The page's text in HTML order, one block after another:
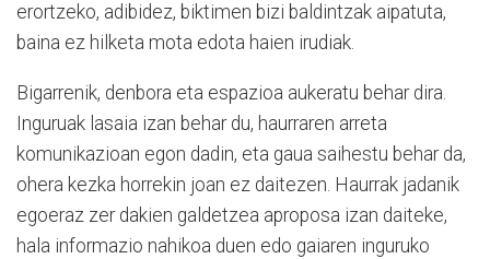
erortzeko, adibidez, biktimen bizi baldintzak aipatuta,
baina ez hilketa mota edota haien irudiak.
Bigarrenik, denbora eta espazioa aukeratu behar dira.
Inguruak lasaia izan behar du, haurraren arreta
komunikazioan egon dadin, eta gaua saihestu behar da,
ohera kezka horrekin joan ez daitezen. Haurrak jadanik
egoeraz zer dakien galdetzea aproposa izan daiteke,
hala informazio nahikoa duen edo gaiaren inguruko